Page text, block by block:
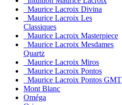
Maurice Lacroix Divina
Maurice Lacroix Les
Classiques
Maurice Lacroix Masterpiece
Maurice Lacroix Mesdames
Quartz
Maurice Lacroix Miros
Maurice Lacroix Pontos
Maurice Lacroix Pontos GMT
Mont Blanc
Oméga